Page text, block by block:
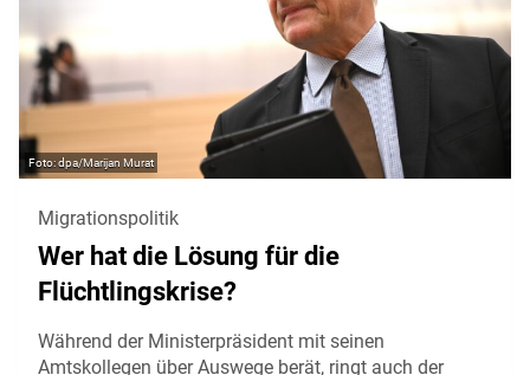
dpa/Marijan Murat
Migrationspolitik
Wer hat die Lösung für die
Flüchtlingskrise?
Während der Ministerpräsident mit seinen
Amtskollegen über Auswege berät, ringt auch der